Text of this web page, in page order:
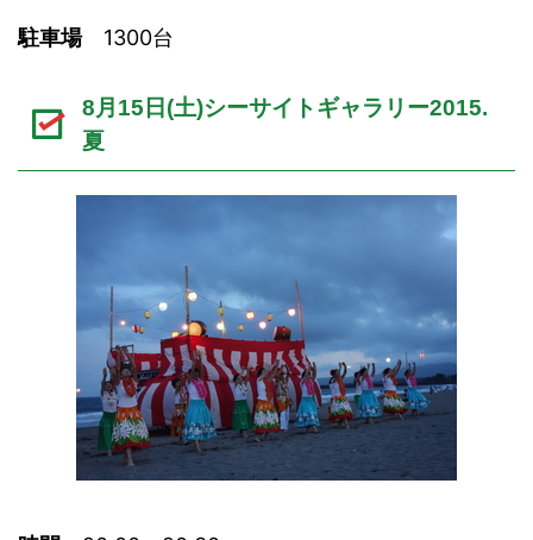
駐車場1300台
8月15日(土)シーサイトギャラリー2015.
夏